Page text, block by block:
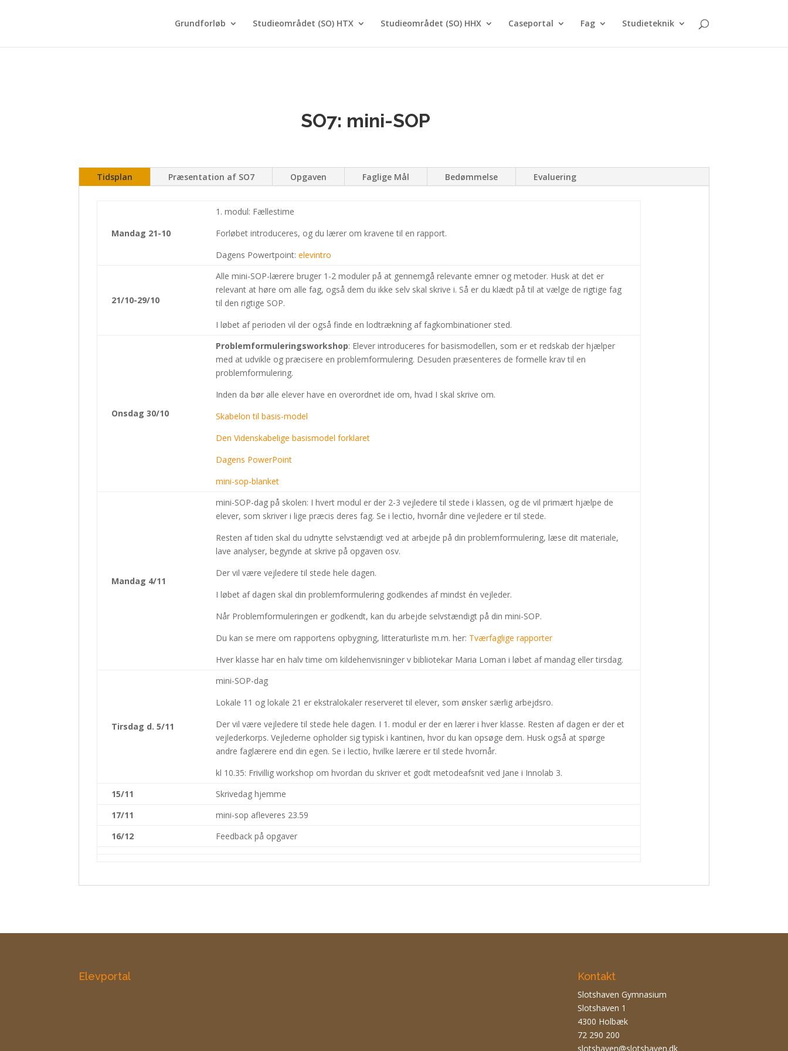
Grundforløb Studieområdet (SO) HTX Studieområdet (SO) HHX Caseportal Fag Studieteknik
SO7: mini-SOP
Tidsplan Præsentation af SO7 Opgaven Faglige Mål Bedømmelse Evaluering
Mandag 21-10
1. modul: Fællestime
Forløbet introduceres, og du lærer om kravene til en rapport.
Dagens Powertpoint:elevintro
21/10-29/10
Alle mini-SOP-lærere bruger 1-2 moduler på at gennemgå relevante emner og metoder. Husk at det er
relevant at høre om alle fag, også dem du ikke selv skal skrive i. Så er du klædt på til at vælge de rigtige fag
til den rigtige SOP.
I løbet af perioden vil der også finde en lodtrækning af fagkombinationer sted.
Onsdag 30/10
Problemformuleringsworkshop: Elever introduceres for basismodellen, som er et redskab der hjælper
med at udvikle og præcisere en problemformulering. Desuden præsenteres de formelle krav til en
problemformulering.
Inden da bør alle elever have en overordnet ide om, hvad I skal skrive om.
Skabelon til basis-model
Den Videnskabelige basismodel forklaret
Dagens PowerPoint
mini-sop-blanket
Mandag 4/11
mini-SOP-dag på skolen: I hvert modul er der 2-3 vejledere til stede i klassen, og de vil primært hjælpe de
elever, som skriver i lige præcis deres fag. Se i lectio, hvornår dine vejledere er til stede.
Resten af tiden skal du udnytte selvstændigt ved at arbejde på din problemformulering, læse dit materiale,
lave analyser, begynde at skrive på opgaven osv.
Der vil være vejledere til stede hele dagen.
I løbet af dagen skal din problemformulering godkendes af mindst én vejleder.
Når Problemformuleringen er godkendt, kan du arbejde selvstændigt på din mini-SOP.
Du kan se mere om rapportens opbygning, litteraturliste m.m. her: Tværfaglige rapporter
Hver klasse har en halv time om kildehenvisninger v bibliotekar Maria Loman i løbet af mandag eller tirsdag.
Tirsdag d. 5/11
mini-SOP-dag
Lokale 11 og lokale 21 er ekstralokaler reserveret til elever, som ønsker særlig arbejdsro.
Der vil være vejledere til stede hele dagen. I 1. modul er der en lærer i hver klasse. Resten af dagen er der et
vejlederkorps. Vejlederne opholder sig typisk i kantinen, hvor du kan opsøge dem. Husk også at spørge
andre faglærere end din egen. Se i lectio, hvilke lærere er til stede hvornår.
kl 10.35: Frivillig workshop om hvordan du skriver et godt metodeafsnit ved Jane i Innolab 3.
15/11
Skrivedag hjemme
17/11
mini-sop afleveres 23.59
16/12
Feedback på opgaver
Elevportal Kontakt
Slotshaven Gymnasium
Slotshaven 1
4300 Holbæk
72 290 200
slotshaven@slotshaven.dk